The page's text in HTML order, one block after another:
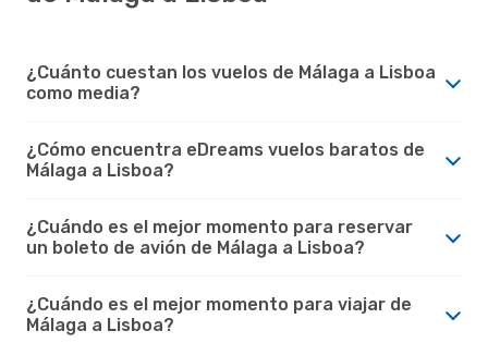
¿Cuánto cuestan los vuelos de Málaga a Lisboa
como media?
¿Cómo encuentra eDreams vuelos baratos de
Málaga a Lisboa?
¿Cuándo es el mejor momento para reservar
un boleto de avión de Málaga a Lisboa?
¿Cuándo es el mejor momento para viajar de
Málaga a Lisboa?